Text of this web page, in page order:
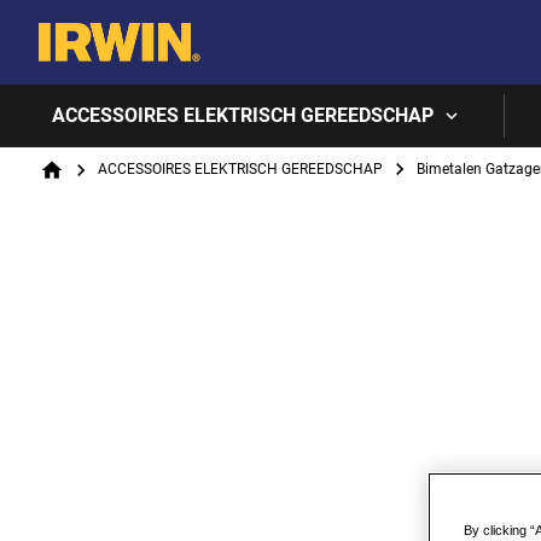
ACCESSOIRES ELEKTRISCH GEREEDSCHAP
Breadcrumb
HomeACCESSOIRES ELEKTRISCH GEREEDSCHAP Bimetalen
By clicking